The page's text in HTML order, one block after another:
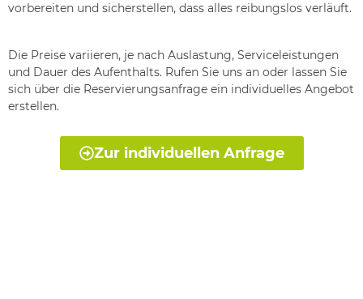
vorbereiten und sicherstellen, dass alles reibungslos verläuft.
Die Preise variieren, je nach Auslastung, Serviceleistungen
und Dauer des Aufenthalts. Rufen Sie uns an oder lassen Sie
sich über die Reservierungsanfrage ein individuelles Angebot
erstellen.
Zur individuellen Anfrage